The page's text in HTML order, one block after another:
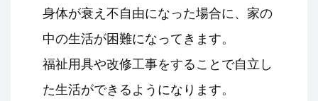
身体が衰え不自由になった場合に、家の
中の生活が困難になってきます。
福祉用具や改修工事をすることで自立し
た生活ができるようになります。